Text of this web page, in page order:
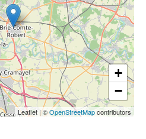
+
−
Leaflet |©OpenStreetMapcontributors